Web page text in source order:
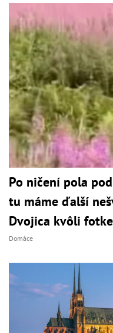
Po ničení pola
tu máme ďalší
Dvojica kvôli
Domáce